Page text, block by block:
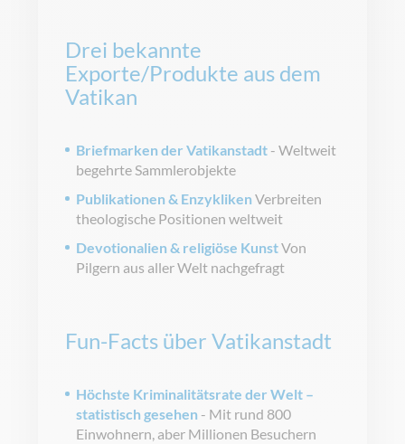
Drei bekannte
Exporte/Produkte aus dem
Vatikan
Briefmarken der Vatikanstadt - Weltweit
begehrte Sammlerobjekte
Publikationen & Enzykliken Verbreiten
theologische Positionen weltweit
Devotionalien & religiöse KunstVon
Pilgern aus aller Welt nachgefragt
Fun-Facts über Vatikanstadt
Höchste Kriminalitätsrate der Welt –
statistisch gesehen - Mit rund 800
Einwohnern, aber Millionen Besuchern